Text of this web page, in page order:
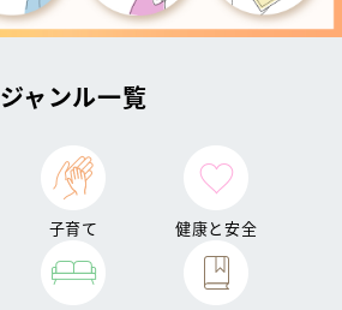
ジャンル一覧
子育て 健康と安全